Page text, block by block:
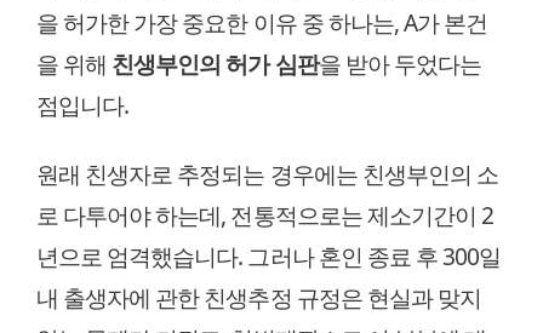
을 허가한 가장 중요한 이유 중 하나는, A가 본건
을 위해 친생부인의 허가 심판을 받아 두었다는
점입니다.
원래 친생자로 추정되는 경우에는 친생부인의 소
로 다투어야 하는데, 전통적으로는 제소기간이 2
년으로 엄격했습니다. 그러나 혼인 종료 후 300일
내 출생자에 관한 친생추정 규정은 현실과 맞지